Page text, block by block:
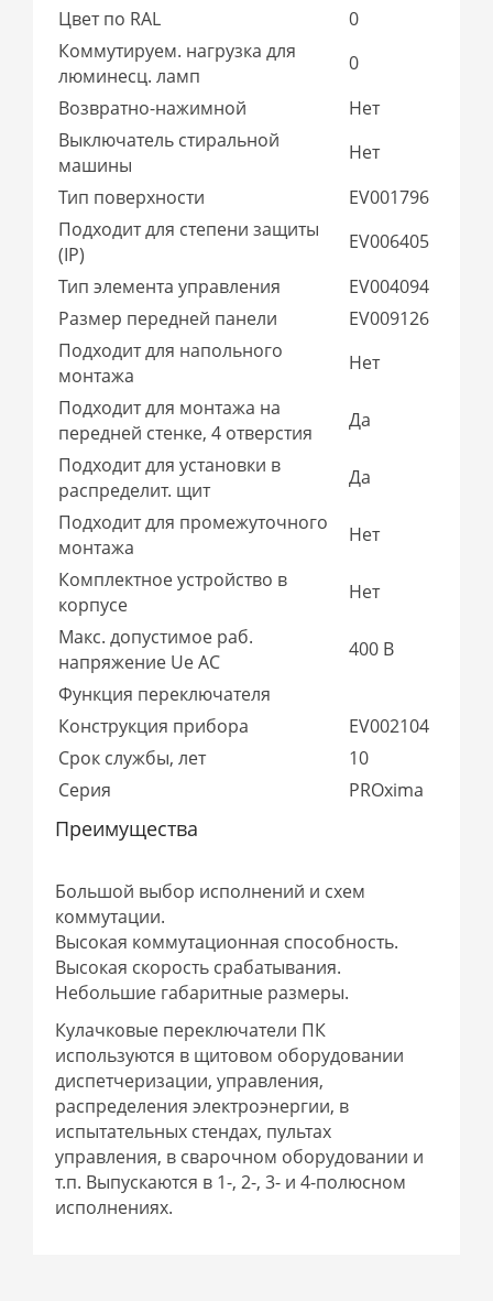
Цвет по RAL
0
Коммутируем. нагрузка для
люминесц. ламп
0
Возвратно-нажимной
Нет
Выключатель стиральной
машины
Нет
Тип поверхности
EV001796
Подходит для степени защиты
(IP)
EV006405
Тип элемента управления
EV004094
Размер передней панели
EV009126
Подходит для напольного
монтажа
Нет
Подходит для монтажа на
передней стенке, 4 отверстия
Да
Подходит для установки в
распределит. щит
Да
Подходит для промежуточного
монтажа
Нет
Комплектное устройство в
корпусе
Нет
Макс. допустимое раб.
напряжение Ue AC
400 В
Функция переключателя
Конструкция прибора
EV002104
Срок службы, лет
10
Серия
PROxima
Преимущества
Большой выбор исполнений и схем
коммутации.
Высокая коммутационная способность.
Высокая скорость срабатывания.
Небольшие габаритные размеры.
Кулачковые переключатели ПК
используются в щитовом оборудовании
диспетчеризации, управления,
распределения электроэнергии, в
испытательных стендах, пультах
управления, в сварочном оборудовании и
т.п. Выпускаются в 1-, 2-, 3- и 4-полюсном
исполнениях.